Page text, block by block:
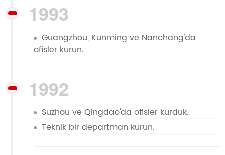
1993
Guangzhou, Kunming ve Nanchang'da
ofisler kurun.
1992
Suzhou ve Qingdao'da ofisler kurduk.
Teknik bir departman kurun.